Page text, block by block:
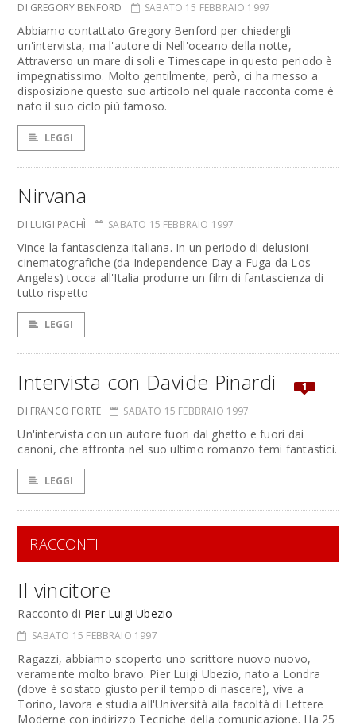
DI GREGORY BENFORD SABATO 15 FEBBRAIO 1997
Abbiamo contattato Gregory Benford per chiedergli
un'intervista, ma l'autore di Nell'oceano della notte,
Attraverso un mare di soli e Timescape in questo periodo è
impegnatissimo. Molto gentilmente, però, ci ha messo a
disposizione questo suo articolo nel quale racconta come è
nato il suo ciclo più famoso.
LEGGI
Nirvana
DI LUIGI PACHÌ SABATO 15 FEBBRAIO 1997
Vince la fantascienza italiana. In un periodo di delusioni
cinematografiche (da Independence Day a Fuga da Los
Angeles) tocca all'Italia produrre un film di fantascienza di
tutto rispetto
LEGGI
Intervista con Davide Pinardi
1
DI FRANCO FORTE
SABATO 15 FEBBRAIO 1997
Un'intervista con un autore fuori dal ghetto e fuori dai
canoni, che affronta nel suo ultimo romanzo temi fantastici.
LEGGI
RACCONTI
Il vincitore
Racconto di Pier Luigi Ubezio
SABATO 15 FEBBRAIO 1997
Ragazzi, abbiamo scoperto uno scrittore nuovo nuovo,
veramente molto bravo. Pier Luigi Ubezio, nato a Londra
(dove è sostato giusto per il tempo di nascere), vive a
Torino, lavora e studia all'Università alla facoltà di Lettere
Moderne con indirizzo Tecniche della comunicazione. Ha 25